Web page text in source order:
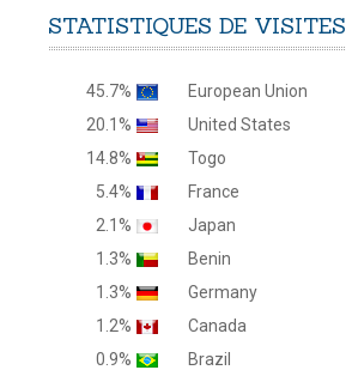
STATISTIQUES DE VISITES
45.7%
European Union
20.1%
United States
14.8%
Togo
5.4%
France
2.1%
Japan
1.3%
Benin
1.3%
Germany
1.2%
Canada
0.9%
Brazil